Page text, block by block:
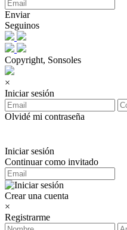
Enviar
Seguinos
Copyright, Sonsoles
×
Iniciar sesión
Olvidé mi contraseña
Iniciar sesión
Continuar como invitado
Crear una cuenta
×
Registrarme